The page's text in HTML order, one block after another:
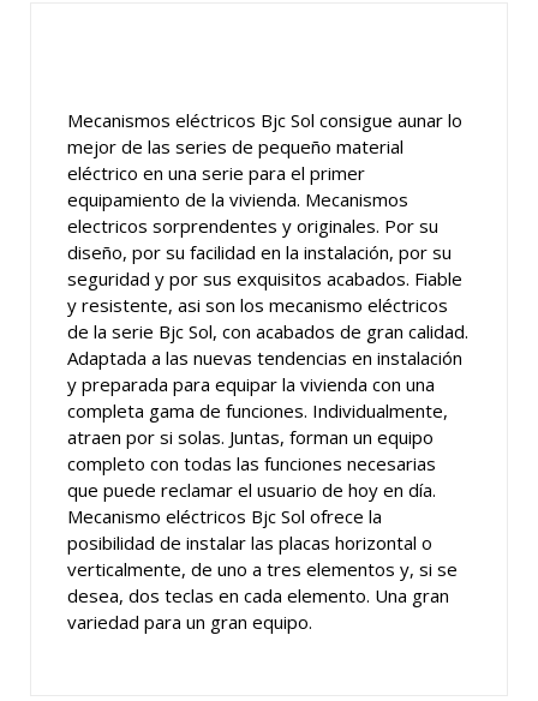
Mecanismos eléctricos Bjc Sol consigue aunar lo
mejor de las series de pequeño material
eléctrico en una serie para el primer
equipamiento de la vivienda. Mecanismos
electricos sorprendentes y originales. Por su
diseño, por su facilidad en la instalación, por su
seguridad y por sus exquisitos acabados. Fiable
y resistente, asi son los mecanismo eléctricos
de la serie Bjc Sol, con acabados de gran calidad.
Adaptada a las nuevas tendencias en instalación
y preparada para equipar la vivienda con una
completa gama de funciones. Individualmente,
atraen por si solas. Juntas, forman un equipo
completo con todas las funciones necesarias
que puede reclamar el usuario de hoy en día.
Mecanismo eléctricos Bjc Sol ofrece la
posibilidad de instalar las placas horizontal o
verticalmente, de uno a tres elementos y, si se
desea, dos teclas en cada elemento. Una gran
variedad para un gran equipo.